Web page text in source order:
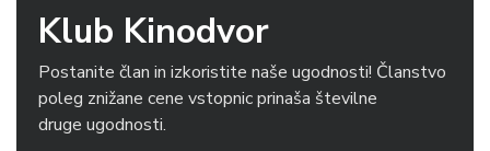
Klub Kinodvor
Postanite član in izkoristite naše ugodnosti! Članstvo
poleg znižane cene vstopnic prinaša številne
druge ugodnosti.